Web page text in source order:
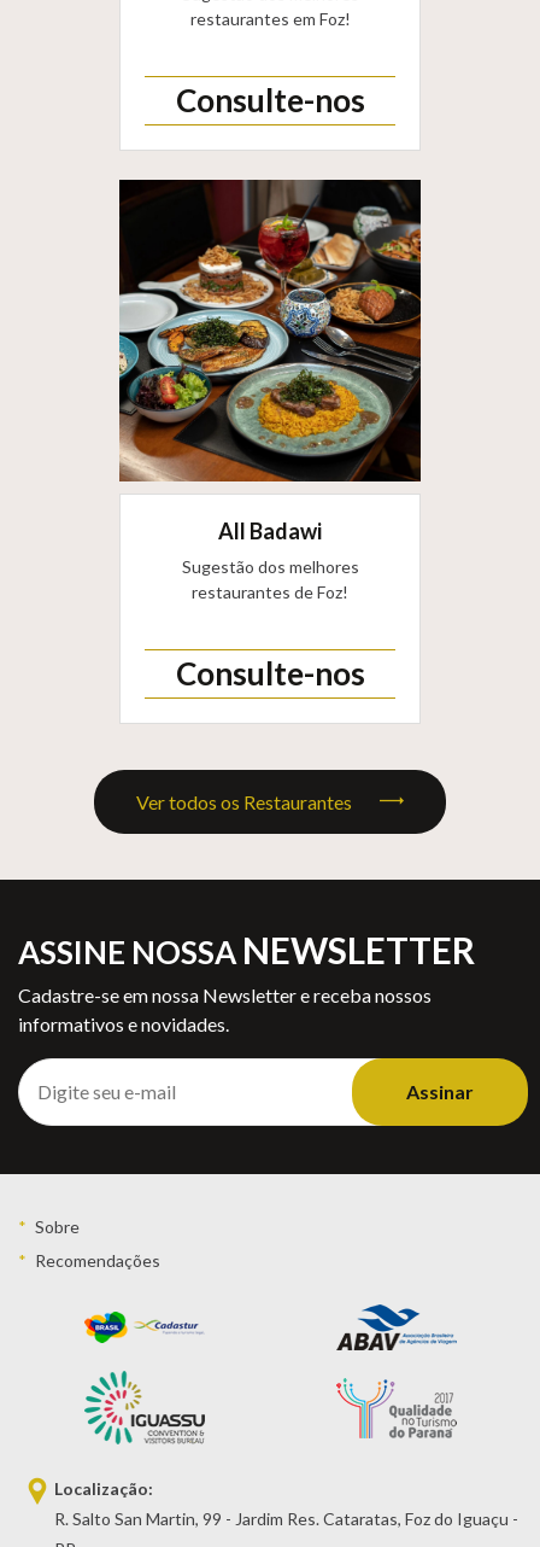
restaurantes em Foz!
Consulte-nos
All Badawi
Sugestão dos melhores
restaurantes de Foz!
Consulte-nos
Ver todos os Restaurantes
ASSINE NOSSA NEWSLETTER
Cadastre-se em nossa Newsletter e receba nossos
informativos e novidades.
Assinar
Sobre
Recomendações
Localização:
R. Salto San Martin, 99 - Jardim Res. Cataratas, Foz do Iguaçu -